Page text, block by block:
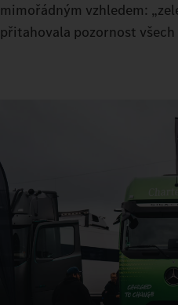
mimořádným vzhledem:
přitahovala pozornost